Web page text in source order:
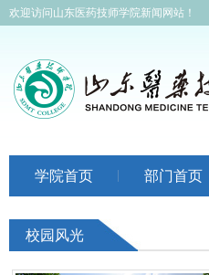
欢迎访问山东医药技师学院新闻网站！
学院首页 部门首页
校园风光